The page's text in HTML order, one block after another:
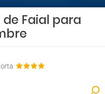
de Faial para